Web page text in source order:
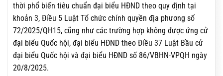
thời phổ biến tiêu chuẩn đại biểu HĐND theo quy định tại
khoản 3, Điều 5 Luật Tổ chức chính quyền địa phương số
72/2025/QH15, cũng như các trường hợp không được ứng cử
đại biểu Quốc hội, đại biểu HĐND theo Điều 37 Luật Bầu cử
đại biểu Quốc hội và đại biểu HĐND số 86/VBHN-VPQH ngày
20/8/2025.